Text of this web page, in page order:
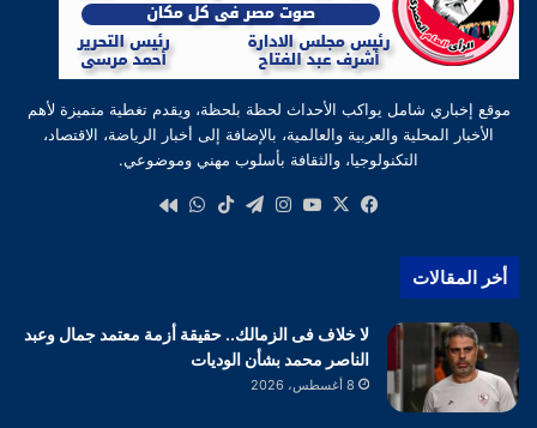
موقع إخباري شامل يواكب الأحداث لحظة بلحظة، ويقدم تغطية متميزة لأهم
الأخبار المحلية والعربية والعالمية، بالإضافة إلى أخبار الرياضة، الاقتصاد،
التكنولوجيا، والثقافة بأسلوب مهني وموضوعي.
فيسبوك
‫X
‫YouTube
انستقرام
تيلقرام‫TikTokواتساب
أخر المقالات
لا خلاف فى الزمالك.. حقيقة أزمة معتمد جمال وعبد
الناصر محمد بشأن الوديات
8 أغسطس، 2026